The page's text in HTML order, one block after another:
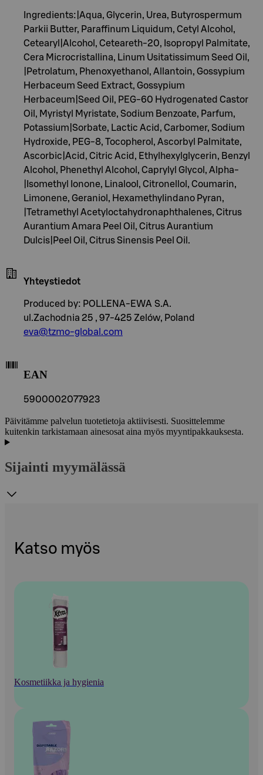
Ingredients:|Aqua, Glycerin, Urea, Butyrospermum
Parkii Butter, Paraffinum Liquidum, Cetyl Alcohol,
Cetearyl|Alcohol, Ceteareth-20, Isopropyl Palmitate,
Cera Microcristallina, Linum Usitatissimum Seed Oil,
|Petrolatum, Phenoxyethanol, Allantoin, Gossypium
Herbaceum Seed Extract, Gossypium
Herbaceum|Seed Oil, PEG-60 Hydrogenated Castor
Oil, Myristyl Myristate, Sodium Benzoate, Parfum,
Potassium|Sorbate, Lactic Acid, Carbomer, Sodium
Hydroxide, PEG-8, Tocopherol, Ascorbyl Palmitate,
Ascorbic|Acid, Citric Acid, Ethylhexylglycerin, Benzyl
Alcohol, Phenethyl Alcohol, Caprylyl Glycol, Alpha-
|Isomethyl Ionone, Linalool, Citronellol, Coumarin,
Limonene, Geraniol, Hexamethylindano Pyran,
|Tetramethyl Acetyloctahydronaphthalenes, Citrus
Aurantium Amara Peel Oil, Citrus Aurantium
Dulcis|Peel Oil, Citrus Sinensis Peel Oil.
Yhteystiedot
Produced by: POLLENA-EWA S.A.
ul.Zachodnia 25 , 97-425 Zelów, Poland
eva@tzmo-global.com
EAN
5900002077923
Päivitämme palvelun tuotetietoja aktiivisesti. Suosittelemme
kuitenkin tarkistamaan ainesosat aina myös myyntipakkauksesta.
Sijainti myymälässä
Katso myös
Kosmetiikka ja hygienia